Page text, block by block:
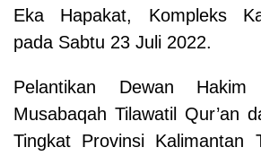
Eka Hapakat, Kompleks
pada Sabtu 23 Juli 2022.
Pelantikan Dewan
Musabaqah Tilawatil Qur’an
Tingkat Provinsi Kalimantan